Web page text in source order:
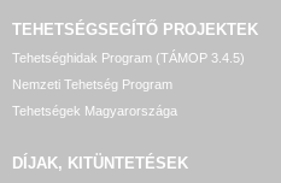
TEHETSÉGSEGÍTŐ PROJEKTEK
Tehetséghidak Program (TÁMOP 3.4.5)
Nemzeti Tehetség Program
Tehetségek Magyarországa
DÍJAK, KITÜNTETÉSEK